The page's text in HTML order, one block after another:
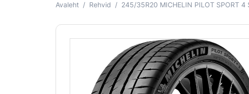
Avaleht Rehvid 245/35R20 MICHELIN PILOT SPORT 4